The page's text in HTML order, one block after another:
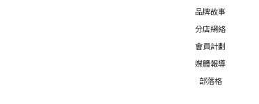
品牌故事
分店網絡
會員計劃
媒體報導
部落格